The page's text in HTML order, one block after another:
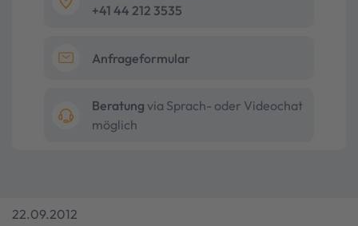
+41 44 212 3535
Anfrageformular
Beratung via Sprach- oder Videochat
möglich
22.09.2012